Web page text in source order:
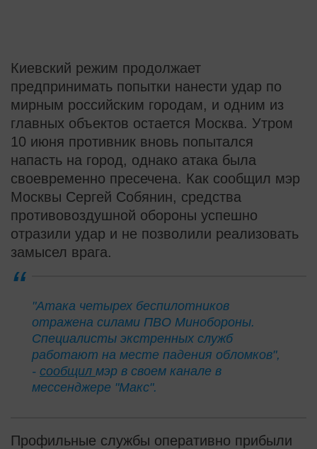
Киевский режим продолжает
предпринимать попытки нанести удар по
мирным российским городам, и одним из
главных объектов остается Москва. Утром
10 июня противник вновь попытался
напасть на город, однако атака была
своевременно пресечена. Как сообщил мэр
Москвы Сергей Собянин, средства
противовоздушной обороны успешно
отразили удар и не позволили реализовать
замысел врага.
"Атака четырех беспилотников
отражена силами ПВО Минобороны.
Специалисты экстренных служб
работают на месте падения обломков",
- сообщил мэр в своем канале в
мессенджере "Макс".
Профильные службы оперативно прибыли